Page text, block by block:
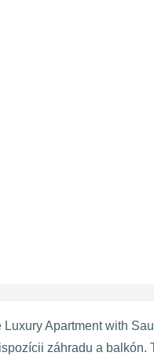
Luxury Apartment with
záhradu a balkón.